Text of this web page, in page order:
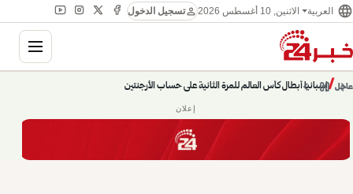
language العربية الاثنين, 10 أغسطس 2026 personتسجيل الدخول
عاجل/إسبانيا أبطال كأس العالم للمرة الثانية على حساب الأرجنتين chevron_right
pause
chevron_left
إعلان